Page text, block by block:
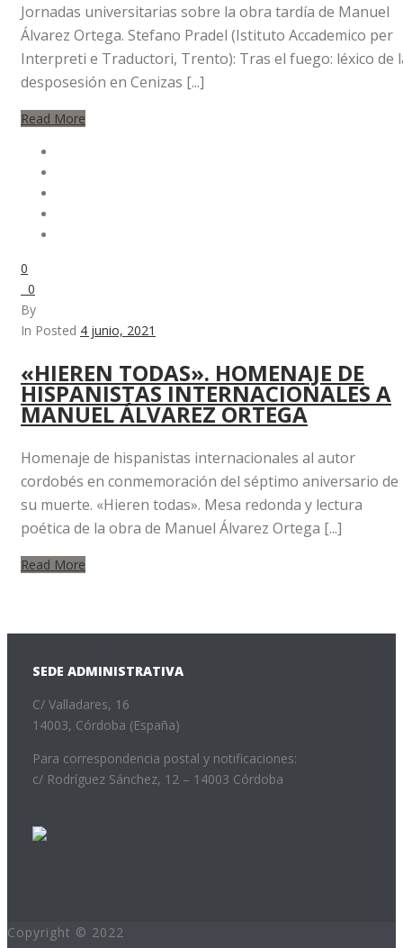
Jornadas universitarias sobre la obra tardía de Manuel
Álvarez Ortega. Stefano Pradel (Istituto Accademico per
Interpreti e Traductori, Trento): Tras el fuego: léxico de
desposesión en Cenizas [...]
Read More
0
0
By
In Posted 4 junio, 2021
«HIEREN TODAS». HOMENAJE DE
HISPANISTAS INTERNACIONALES A
MANUEL ÁLVAREZ ORTEGA
Homenaje de hispanistas internacionales al autor
cordobés en conmemoración del séptimo aniversario de
su muerte. «Hieren todas». Mesa redonda y lectura
poética de la obra de Manuel Álvarez Ortega [...]
Read More
SEDE ADMINISTRATIVA
C/ Valladares, 16
14003, Córdoba (España)
Para correspondencia postal y notificaciones:
c/ Rodríguez Sánchez, 12 – 14003 Córdoba
Copyright © 2022